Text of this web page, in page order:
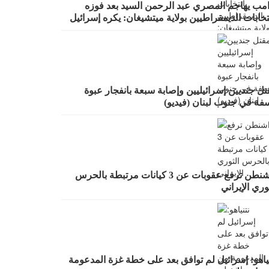
يهاجم المصري عبد الرحمن السيد بعد فوزه
الديمقراطيين بولاية ميتشيغان: يكره إسرائيل
جنديين إسرائيليين وإصابة سبعة بانفجار عبوة
في جنوب لبنان (فيديو)
واشنطن ترفع عقوبات عن 3 كيانات مرتبطة بالحرس
الإيراني
إسرائيل لم توافق بعد على خطة غزة المدعومة